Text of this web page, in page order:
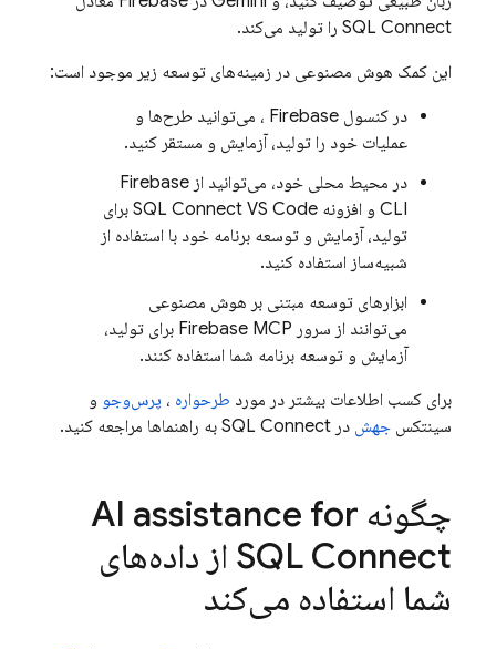
SQL Connect را تولید می‌کند.
این کمک هوش مصنوعی در زمینه‌های توسعه زیر موجود است:
در کنسول Firebase ، می‌توانید طرح‌ها و
عملیات خود را تولید، آزمایش و مستقر کنید.
در محیط محلی خود، می‌توانید از Firebase
CLI و افزونه SQL Connect VS Code برای
تولید، آزمایش و توسعه برنامه خود با استفاده از
شبیه‌ساز استفاده کنید.
ابزارهای توسعه مبتنی بر هوش مصنوعی
می‌توانند از سرور Firebase MCP برای تولید،
آزمایش و توسعه برنامه شما استفاده کنند.
برای کسب اطلاعات بیشتر در مورد طرحواره ، پرس‌وجو و
سینتکس جهش در SQL Connect به راهنماها مراجعه کنید.
چگونه AI assistance for
SQL Connect از داده‌های
شما استفاده می‌کند